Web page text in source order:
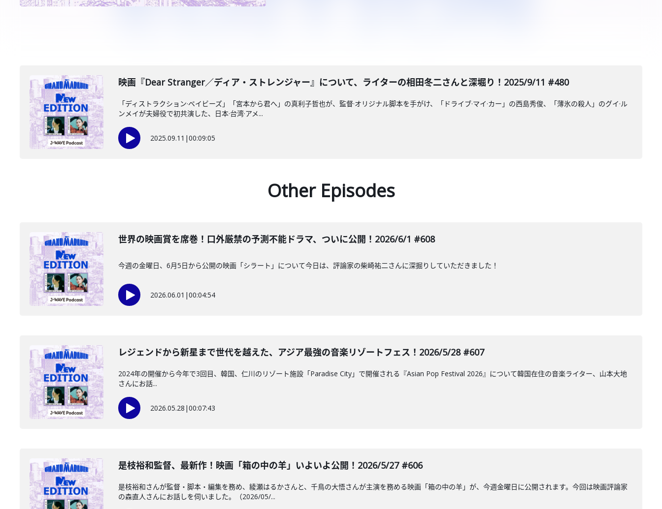
映画『Dear Stranger／ディア・ストレンジャー』について、ライターの相田冬二さんと深堀り！2025/9/11 #480
「ディストラクション·ベイビーズ」「宮本から君へ」の真利子哲也が、監督·オリジナル脚本を手がけ、「ドライブ·マイ·カー」の西島秀俊、「薄氷の殺人」のグイ·ル
ンメイが夫婦役で初共演した、日本·台湾·アメ...
2025.09.11 |00:09:05
Other Episodes
世界の映画賞を席巻！口外厳禁の予測不能ドラマ、ついに公開！2026/6/1 #608
今週の金曜日、6月5日から公開の映画「シラート」について今日は、評論家の柴崎祐二さんに深掘りしていただきました！
2026.06.01 |00:04:54
レジェンドから新星まで世代を越えた、アジア最強の音楽リゾートフェス！2026/5/28 #607
2024年の開催から今年で3回目、韓国、仁川のリゾート施設「Paradise City」で開催される『Asian Pop Festival 2026』について韓国在住の音楽ライター、山本大地
さんにお話...
2026.05.28 |00:07:43
是枝裕和監督、最新作！映画「箱の中の羊」いよいよ公開！2026/5/27 #606
是枝裕和さんが監督・脚本・編集を務め、綾瀬はるかさんと、千鳥の大悟さんが主演を務める映画「箱の中の羊」が、今週金曜日に公開されます。今回は映画評論家
の森直人さんにお話しを伺いました。（2026/05/...